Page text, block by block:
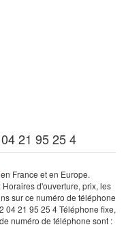
21 95 25 4
en France et en Europe.
d'ouverture, prix, les
sur ce numéro de téléphone
04 21 95 25 4 Téléphone fixe,
numéro de téléphone sont :